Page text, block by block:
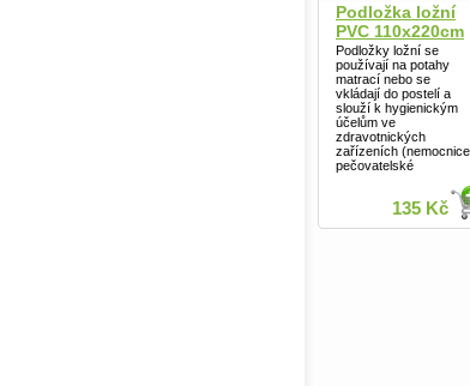
Podložka ložní
PVC 110x220cm
Podložky ložní se
používají na potahy
matrací nebo se
vkládají do postelí a
slouží k hygienickým
účelům ve
zdravotnických
zařízeních (nemocnice,
pečovatelské
135 Kč